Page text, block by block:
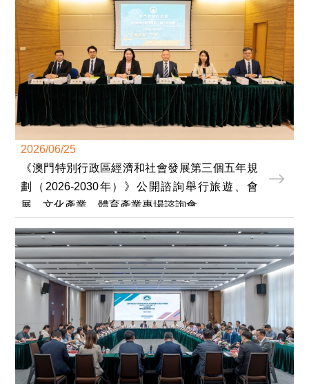
2026/06/25
《澳門特別行政區經濟和社會發展第三個五年規
劃（2026-2030年）》公開諮詢舉行旅遊、會
展、文化產業、體育產業專場諮詢會